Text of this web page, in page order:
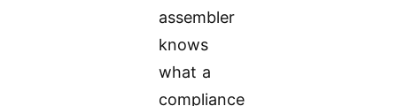
assembler
knows
what a
compliance